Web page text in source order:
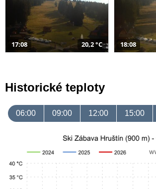
17:08 20,2 °C 18:08
Historické teploty
06:00 09:00 12:00 15:00